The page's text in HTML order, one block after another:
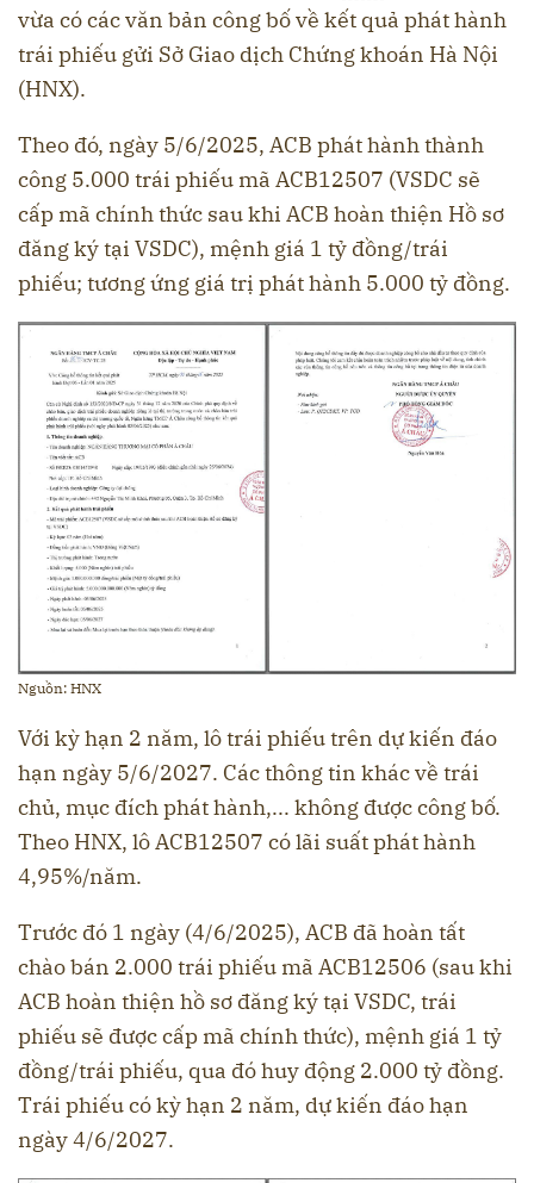
vừa có các văn bản công bố về kết quả phát hành
trái phiếu gửi Sở Giao dịch Chứng khoán Hà Nội
(HNX).
Theo đó, ngày 5/6/2025, ACB phát hành thành
công 5.000 trái phiếu mã ACB12507 (VSDC sẽ
cấp mã chính thức sau khi ACB hoàn thiện Hồ sơ
đăng ký tại VSDC), mệnh giá 1 tỷ đồng/trái
phiếu; tương ứng giá trị phát hành 5.000 tỷ đồng.
Nguồn: HNX
Với kỳ hạn 2 năm, lô trái phiếu trên dự kiến đáo
hạn ngày 5/6/2027. Các thông tin khác về trái
chủ, mục đích phát hành,... không được công bố.
Theo HNX, lô ACB12507 có lãi suất phát hành
4,95%/năm.
Trước đó 1 ngày (4/6/2025), ACB đã hoàn tất
chào bán 2.000 trái phiếu mã ACB12506 (sau khi
ACB hoàn thiện hồ sơ đăng ký tại VSDC, trái
phiếu sẽ được cấp mã chính thức), mệnh giá 1 tỷ
đồng/trái phiếu, qua đó huy động 2.000 tỷ đồng.
Trái phiếu có kỳ hạn 2 năm, dự kiến đáo hạn
ngày 4/6/2027.